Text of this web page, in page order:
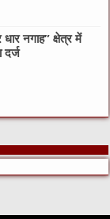
नगाह” क्षेत्र में
दर्ज